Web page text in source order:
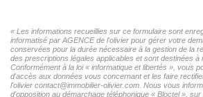
« Les informations recueillies sur ce formulaire sont
informatisé par AGENCE de l'olivier pour gérer votre
conservées pour la durée nécessaire à la gestion de la
des prescriptions légales applicables et sont destinées à
Conformément à la loi « informatique et libertés », vous
d'accès aux données vous concernant et les faire
l'olivier contact@immobilier-olivier.com. Nous vous
d'opposition au démarchage téléphonique « Bloctel »,